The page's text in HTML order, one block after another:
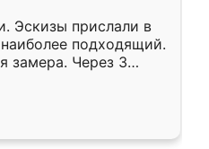
Эскизы прислали в
подходящий.
замера. Через 3
готова. Остались
Ренессанс
работу!